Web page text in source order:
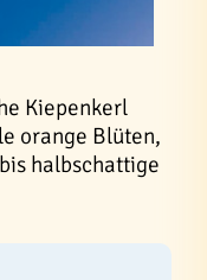
Kiepenkerl
orange Blüten,
halbschattige